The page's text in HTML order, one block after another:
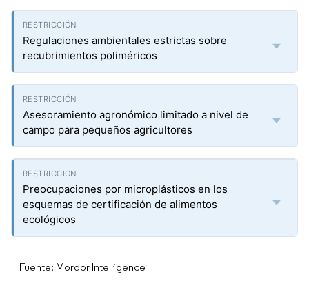
Regulaciones ambientales estrictas sobre
recubrimientos poliméricos
Asesoramiento agronómico limitado a nivel de
campo para pequeños agricultores
Preocupaciones por microplásticos en los
esquemas de certificación de alimentos
ecológicos
Fuente: Mordor Intelligence